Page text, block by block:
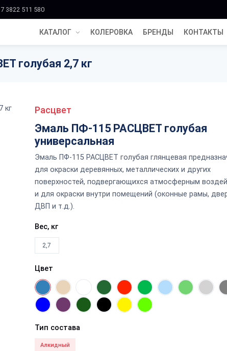
3822 511 580
КАТАЛОГ КОЛЕРОВКА БРЕНДЫ КОНТАКТЫ
голубая 2,7 кг
Расцвет
Эмаль ПФ-115 РАСЦВЕТ голубая
универсальная
Эмаль ПФ-115 РАСЦВЕТ голубая глянцевая
для окраски деревянных, металлических и других
поверхностей, подвергающихся атмосферным
и для окраски внутри помещений (оконные рамы,
ДВП и т.д.).
Вес, кг
2,7
Цвет
Тип состава
Алкидный